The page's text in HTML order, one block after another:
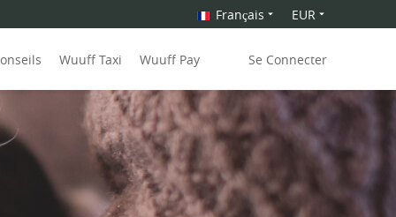
Français EUR
Wuuff Taxi Wuuff Pay Se Connecter